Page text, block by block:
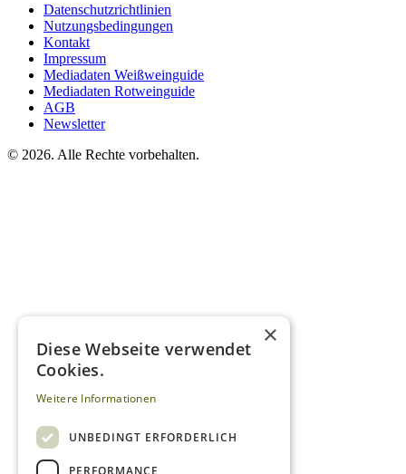
Datenschutzrichtlinien
Nutzungsbedingungen
Kontakt
Impressum
Mediadaten Weißweinguide
Mediadaten Rotweinguide
AGB
Newsletter
© 2026. Alle Rechte vorbehalten.
×
Diese Webseite verwendet
Cookies.
Weitere Informationen
UNBEDINGT ERFORDERLICH
PERFORMANCE